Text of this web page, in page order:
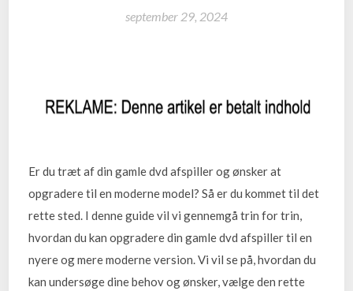
september 29, 2024
Er du træt af din gamle dvd afspiller og ønsker at
opgradere til en moderne model? Så er du kommet til det
rette sted. I denne guide vil vi gennemgå trin for trin,
hvordan du kan opgradere din gamle dvd afspiller til en
nyere og mere moderne version. Vi vil se på, hvordan du
kan undersøge dine behov og ønsker, vælge den rette